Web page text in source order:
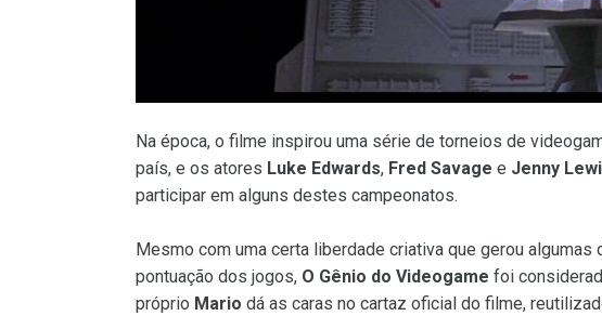
Na época, o filme inspirou uma série de torneios de
país, e os atores Luke Edwards, Fred Savage e Jenny
participar em alguns destes campeonatos.
Mesmo com uma certa liberdade criativa que gerou
pontuação dos jogos, O Gênio do Videogame foi
próprio Mario dá as caras no cartaz oficial do filme,